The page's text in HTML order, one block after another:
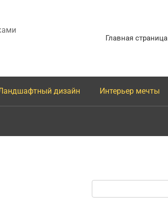
Главная страница
дизайн Интерьер мечты